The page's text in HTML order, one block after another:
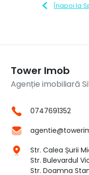
Înapoi la
Tower Imob
Agenție imobiliară
0747691352
Str. Calea Șurii
Str. Bulevardul
Str. Doamna